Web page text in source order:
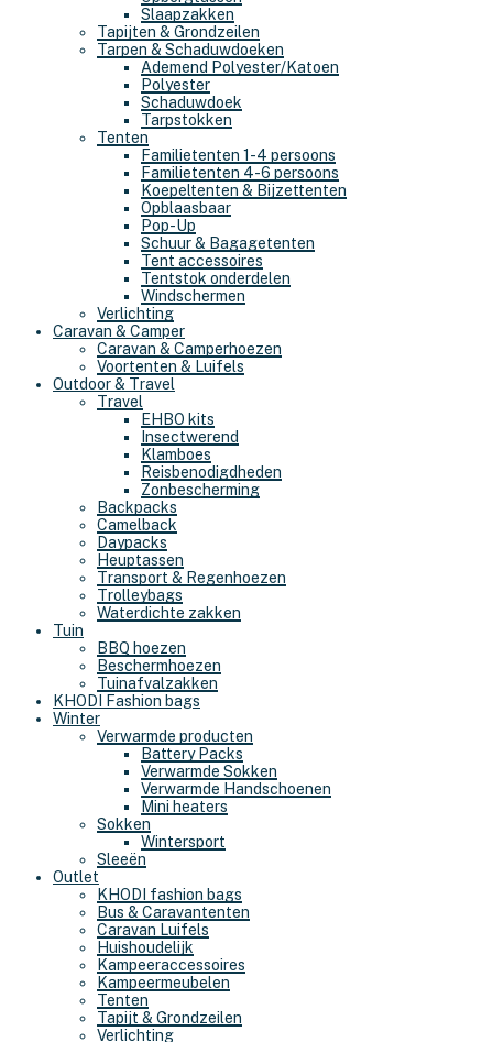
Slaapzakken
Tapijten & Grondzeilen
Tarpen & Schaduwdoeken
Ademend Polyester/Katoen
Polyester
Schaduwdoek
Tarpstokken
Tenten
Familietenten 1-4 persoons
Familietenten 4-6 persoons
Koepeltenten & Bijzettenten
Opblaasbaar
Pop-Up
Schuur & Bagagetenten
Tent accessoires
Tentstok onderdelen
Windschermen
Verlichting
Caravan & Camper
Caravan & Camperhoezen
Voortenten & Luifels
Outdoor & Travel
Travel
EHBO kits
Insectwerend
Klamboes
Reisbenodigdheden
Zonbescherming
Backpacks
Camelback
Daypacks
Heuptassen
Transport & Regenhoezen
Trolleybags
Waterdichte zakken
Tuin
BBQ hoezen
Beschermhoezen
Tuinafvalzakken
KHODI Fashion bags
Winter
Verwarmde producten
Battery Packs
Verwarmde Sokken
Verwarmde Handschoenen
Mini heaters
Sokken
Wintersport
Sleeën
Outlet
KHODI fashion bags
Bus & Caravantenten
Caravan Luifels
Huishoudelijk
Kampeeraccessoires
Kampeermeubelen
Tenten
Tapijt & Grondzeilen
Verlichting